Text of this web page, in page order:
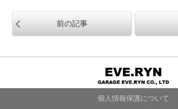
前の記事
個人情報保護について